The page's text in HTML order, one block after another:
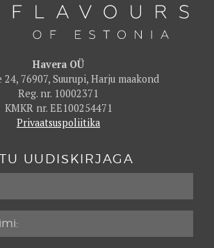
Havera OÜ
76907, Suurupi, Harju maakond
Reg. nr. 10002371
KMKR nr. EE100254471
Privaatsuspoliitika
UUDISKIRJAGA